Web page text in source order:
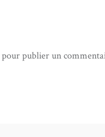
pour publier un